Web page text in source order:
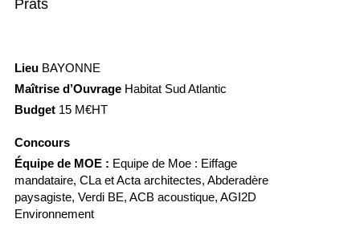
Prats
Lieu BAYONNE
Maîtrise d’Ouvrage Habitat Sud Atlantic
Budget 15 M€HT
Concours
Équipe de MOE : Equipe de Moe : Eiffage
mandataire, CLa et Acta architectes, Abderadère
paysagiste, Verdi BE, ACB acoustique, AGI2D
Environnement